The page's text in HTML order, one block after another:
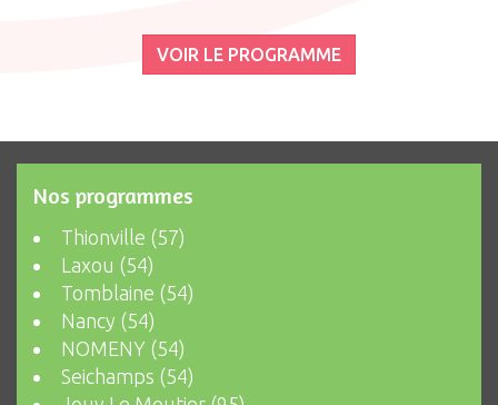
VOIR LE PROGRAMME
Nos programmes
Thionville (57)
Laxou (54)
Tomblaine (54)
Nancy (54)
NOMENY (54)
Seichamps (54)